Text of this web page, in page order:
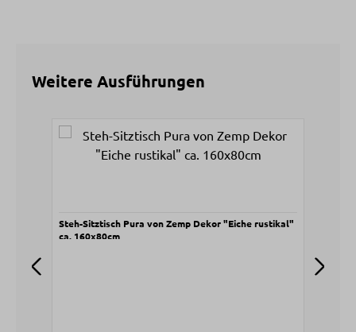
Weitere Ausführungen
Produktgalerie überspringen
Steh-Sitztisch Pura von Zemp Dekor "Eiche rustikal"
ca. 160x80cm